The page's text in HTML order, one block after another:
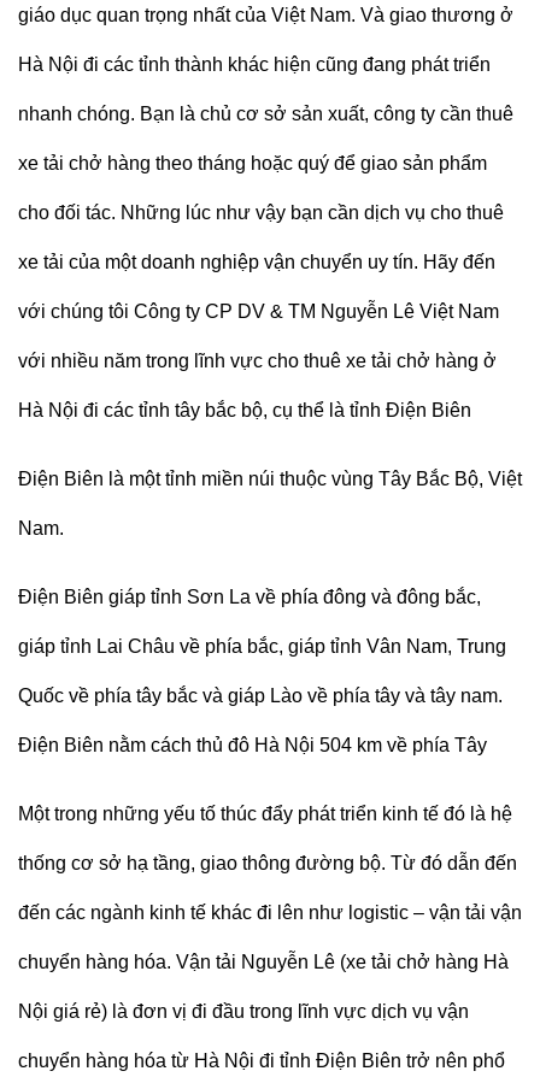
giáo dục quan trọng nhất của Việt Nam. Và giao thương ở
Hà Nội đi các tỉnh thành khác hiện cũng đang phát triển
nhanh chóng. Bạn là chủ cơ sở sản xuất, công ty cần thuê
xe tải chở hàng theo tháng hoặc quý để giao sản phẩm
cho đối tác. Những lúc như vậy bạn cần dịch vụ cho thuê
xe tải của một doanh nghiệp vận chuyển uy tín. Hãy đến
với chúng tôi Công ty CP DV & TM Nguyễn Lê Việt Nam
với nhiều năm trong lĩnh vực cho thuê xe tải chở hàng ở
Hà Nội đi các tỉnh tây bắc bộ, cụ thể là tỉnh Điện Biên
Điện Biên là một tỉnh miền núi thuộc vùng Tây Bắc Bộ, Việt
Nam.
Điện Biên giáp tỉnh Sơn La về phía đông và đông bắc,
giáp tỉnh Lai Châu về phía bắc, giáp tỉnh Vân Nam, Trung
Quốc về phía tây bắc và giáp Lào về phía tây và tây nam.
Điện Biên nằm cách thủ đô Hà Nội 504 km về phía Tây
Một trong những yếu tố thúc đẩy phát triển kinh tế đó là hệ
thống cơ sở hạ tầng, giao thông đường bộ. Từ đó dẫn đến
đến các ngành kinh tế khác đi lên như logistic – vận tải vận
chuyển hàng hóa. Vận tải Nguyễn Lê (xe tải chở hàng Hà
Nội giá rẻ) là đơn vị đi đầu trong lĩnh vực dịch vụ vận
chuyển hàng hóa từ Hà Nội đi tỉnh Điện Biên trở nên phổ